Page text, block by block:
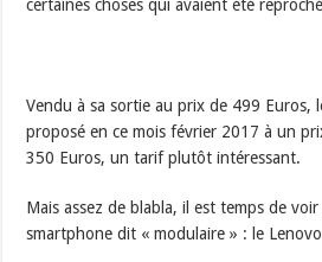
certaines choses qui avaient été
Vendu à sa sortie au prix de 499 Euros,
proposé en ce mois février 2017 à un
350 Euros, un tarif plutôt intéressant.
Mais assez de blabla, il est temps de
smartphone dit « modulaire » : le